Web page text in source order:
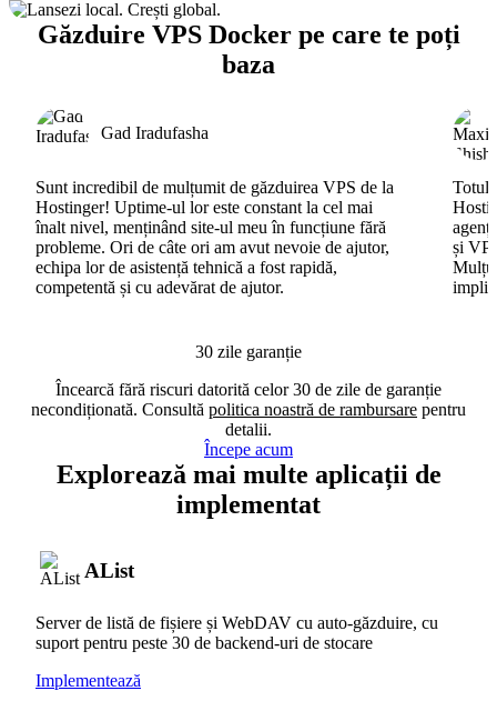
Găzduire VPS Docker pe care te poți
baza
Gad Iradufasha
Sunt incredibil de mulțumit de găzduirea VPS de la
Hostinger! Uptime-ul lor este constant la cel mai
înalt nivel, menținând site-ul meu în funcțiune fără
probleme. Ori de câte ori am avut nevoie de ajutor,
echipa lor de asistență tehnică a fost rapidă,
competentă și cu adevărat de ajutor.
Totul
și
30 zile garanție
Încearcă fără riscuri datorită celor 30 de zile de garanție
necondiționată. Consultă politica noastră de rambursare pentru
detalii.
Începe acum
Explorează mai multe aplicații de
implementat
AList
Server de listă de fișiere și WebDAV cu auto-găzduire, cu
suport pentru peste 30 de backend-uri de stocare
Implementează